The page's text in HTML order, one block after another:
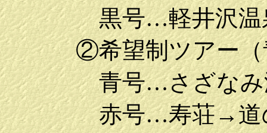
黒号…軽井沢温
②希望制ツアー（
青号…さざなみ
赤号…寿荘→道